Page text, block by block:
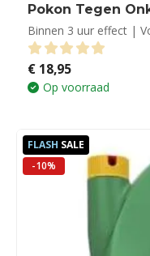
Pokon Tegen
Binnen 3 uur effect |
0 out of 5
€ 18,95
Op voorraad
FLASH SALE
-10%